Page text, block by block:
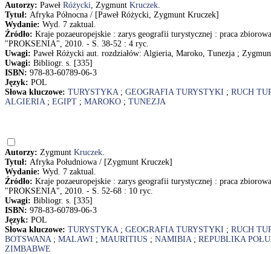
Autorzy: Paweł Różycki, Zygmunt Kruczek.
Tytuł: Afryka Północna / [Paweł Różycki, Zygmunt Kruczek]
Wydanie: Wyd. 7 zaktual.
Źródło: Kraje pozaeuropejskie : zarys geografii turystycznej : praca
"PROKSENIA", 2010. - S. 38-52 : 4 ryc.
Uwagi: Paweł Różycki aut. rozdziałów: Algieria, Maroko, Tunezja ;
Uwagi: Bibliogr. s. [335]
ISBN: 978-83-60789-06-3
Język: POL
Słowa kluczowe: TURYSTYKA; GEOGRAFIA TURYSTYKI ; RUCH
ALGIERIA; EGIPT ; MAROKO ; TUNEZJA
Autorzy: Zygmunt Kruczek.
Tytuł: Afryka Południowa / [Zygmunt Kruczek]
Wydanie: Wyd. 7 zaktual.
Źródło: Kraje pozaeuropejskie : zarys geografii turystycznej : praca
"PROKSENIA", 2010. - S. 52-68 : 10 ryc.
Uwagi: Bibliogr. s. [335]
ISBN: 978-83-60789-06-3
Język: POL
Słowa kluczowe: TURYSTYKA; GEOGRAFIA TURYSTYKI ; RUCH
BOTSWANA; MALAWI ; MAURITIUS ; NAMIBIA; REPUBLIKA
ZIMBABWE